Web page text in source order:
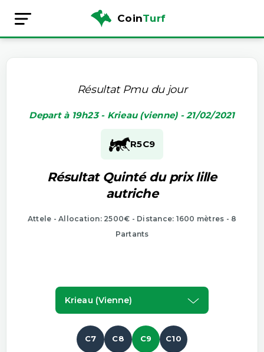
CoinTurf
Résultat Pmu du jour
Depart à 19h23 - Krieau (vienne) - 21/02/2021
R5C9
Résultat Quinté du prix lille
autriche
Attele - Allocation: 2500€ - Distance: 1600 mètres - 8
Partants
Krieau (vienne)
C7 C8 C9 C10